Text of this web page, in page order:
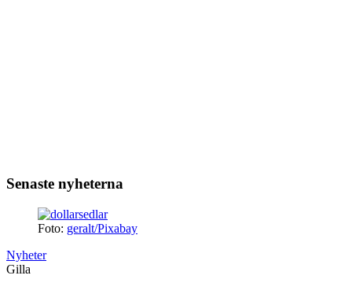
Senaste nyheterna
Foto: geralt/Pixabay
Nyheter
Gilla